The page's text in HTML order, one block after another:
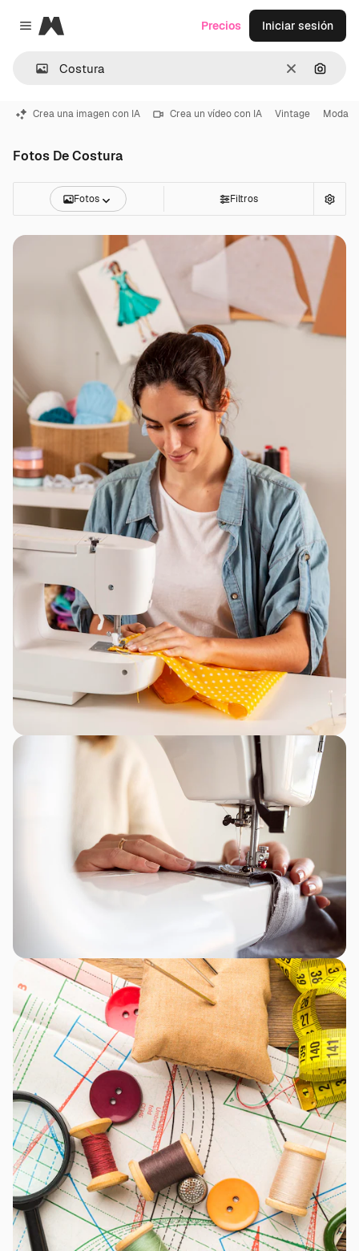
Close menu
Magnific
Borrar
Precios Iniciar sesión
Crea una imagen con IA Crea un vídeo con IA Vintage Moda
Fotos De Costura
Fotos Filtros